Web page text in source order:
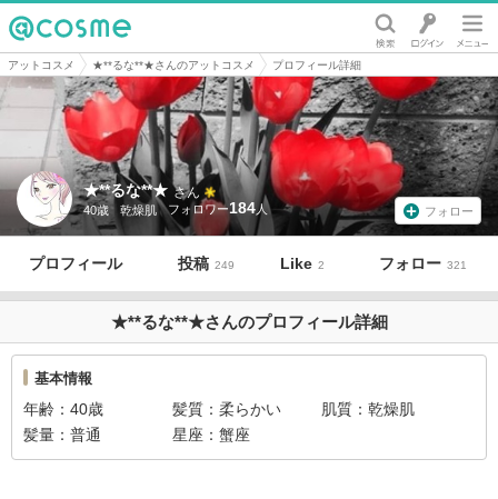
@cosme
アットコスメ ★**るな**★さんのアットコスメ プロフィール詳細
★**るな**★ さん
40歳 乾燥肌 184 フォロー
プロフィール 投稿 249 Like 2 フォロー 321
★**るな**★さんのプロフィール詳細
基本情報
年齢 40歳 髪質 柔らかい 肌質
乾燥肌
髪量
普通 星座 蟹座